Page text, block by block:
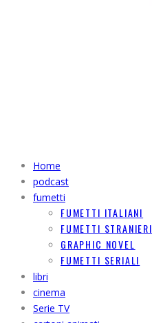
Home
podcast
fumetti
FUMETTI ITALIANI
FUMETTI STRANIERI
GRAPHIC NOVEL
FUMETTI SERIALI
libri
cinema
Serie TV